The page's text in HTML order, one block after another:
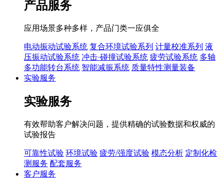
产品服务
应用场景多种多样，产品门类一应俱全
电动振动试验系统 复合环境试验系列 计量校准系列 液
压振动试验系统 冲击·碰撞试验系统 疲劳试验系统 多轴
多功能转台系统 智能减振系统 质量特性测量装备
实验服务
实验服务
有效帮助客户解决问题，提供精确的试验数据和权威的
试验报告
可靠性试验 环境试验 疲劳/强度试验 模态分析 定制化检
测服务 配套服务
客户服务